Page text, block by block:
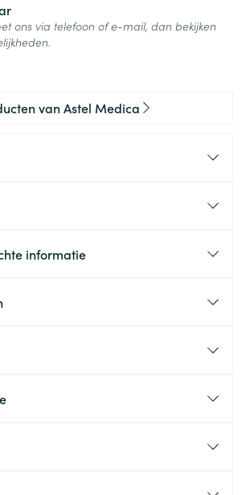
ons via telefoon of e-mail, dan bekijken
van Astel Medica
informatie